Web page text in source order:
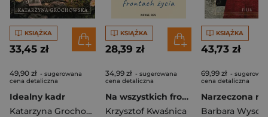
KSIĄŻKA
33,45 zł
49,90 zł - sugerowana
cena detaliczna
Idealny kadr
Katarzyna Grochowska
KSIĄŻKA
28,39 zł
34,99 zł - sugerowana
cena detaliczna
Na wszystkich frontach życia
Krzysztof Kwaśnica
KSIĄŻKA
43,73 zł
69,99 zł -
cena detaliczna